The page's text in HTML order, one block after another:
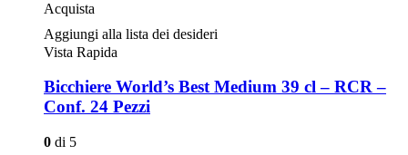
Acquista
Aggiungi alla lista dei desideri
Vista Rapida
Bicchiere World’s Best Medium 39 cl – RCR –
Conf. 24 Pezzi
0 di 5